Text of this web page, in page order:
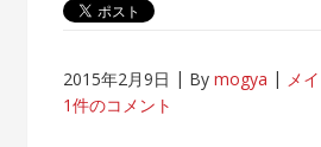
2015年2月9日 Bymogya
メ
1件のコメント